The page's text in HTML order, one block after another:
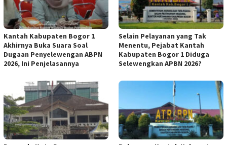
Kantah Kabupaten Bogor 1
Akhirnya Buka Suara Soal
Dugaan Penyelewengan ABPN
2026, Ini Penjelasannya
Selain Pelayanan yang Tak
Menentu, Pejabat Kantah
Kabupaten Bogor 1 Diduga
Selewengkan APBN 2026?